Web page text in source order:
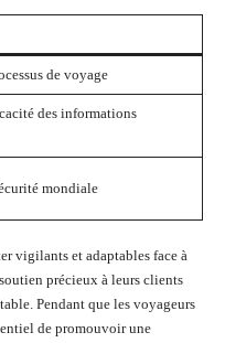
de voyage
des informations
mondiale
vigilants et adaptables face à
précieux à leurs clients
Pendant que les voyageurs
de promouvoir une